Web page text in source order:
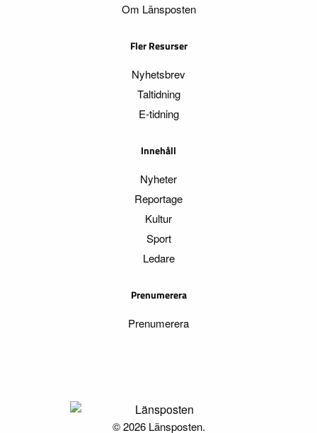
Om Länsposten
Fler Resurser
Nyhetsbrev
Taltidning
E-tidning
Innehåll
Nyheter
Reportage
Kultur
Sport
Ledare
Prenumerera
Prenumerera
© 2026 Länsposten.